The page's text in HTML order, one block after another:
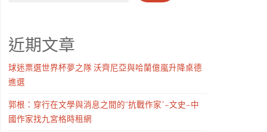
近期文章
球迷票選世界杯夢之隊 沃齊尼亞與哈蘭億嵐升降桌德
進選
郭根：穿行在文學與消息之間的“抗戰作家”–文史–中
國作家找九宮格時租網